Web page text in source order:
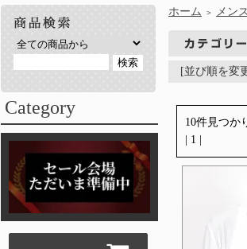
Category
ホーム ＞ メン
[並び順を変
10件見つか
| 1 |